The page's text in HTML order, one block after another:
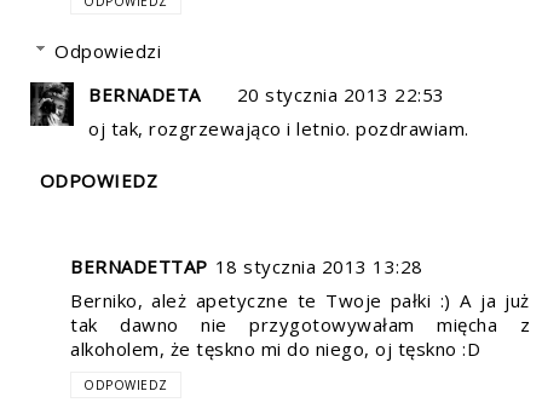
Odpowiedzi
BERNADETA
20 stycznia 2013 22:53
oj tak, rozgrzewająco i letnio. pozdrawiam.
ODPOWIEDZ
BERNADETTAP 18 stycznia 2013 13:28
Berniko, ależ apetyczne te Twoje pałki :) A ja już
tak dawno nie przygotowywałam mięcha z
alkoholem, że tęskno mi do niego, oj tęskno :D
ODPOWIEDZ